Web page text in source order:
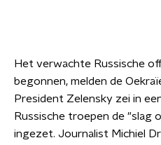
Het verwachte Russische
begonnen, melden de
President Zelensky zei in
Russische troepen de "slag
ingezet. Journalist Michiel